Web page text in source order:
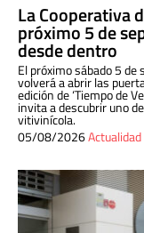
La Cooperativa
próximo 5 de
desde dentro
El próximo sábado 5
volverá a abrir las
edición de ‘Tiempo de
invita a descubrir uno
vitivinícola.
05/08/2026Actualidad